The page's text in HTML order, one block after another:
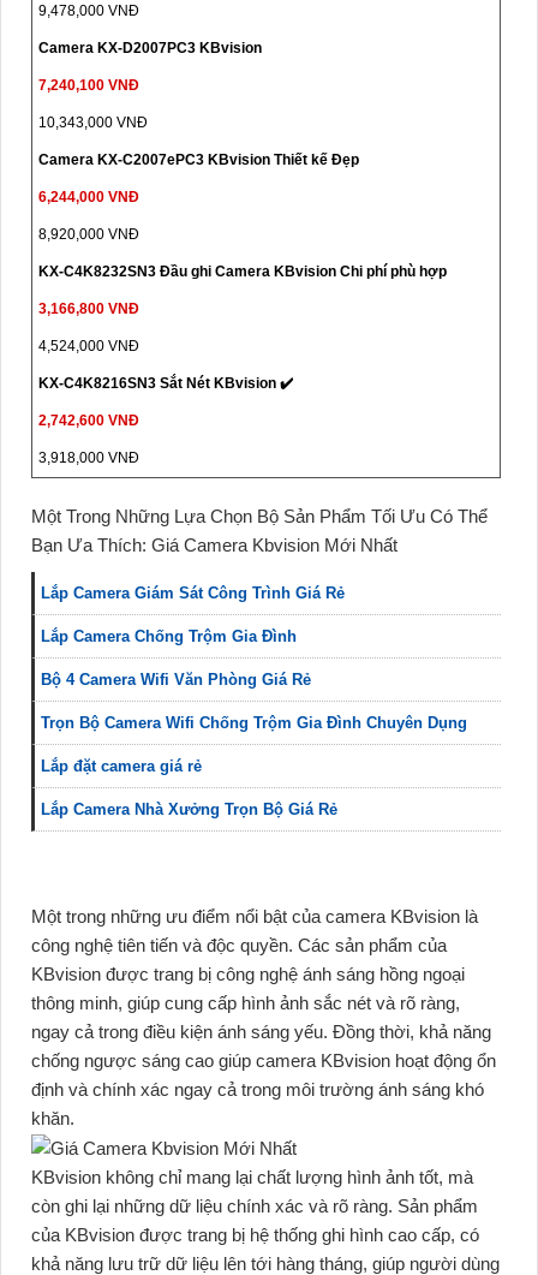
9,478,000 VNĐ
Camera KX-D2007PC3 KBvision
7,240,100 VNĐ
10,343,000 VNĐ
Camera KX-C2007ePC3 KBvision Thiết kế Đẹp
6,244,000 VNĐ
8,920,000 VNĐ
KX-C4K8232SN3 Đầu ghi Camera KBvision Chi phí phù hợp
3,166,800 VNĐ
4,524,000 VNĐ
KX-C4K8216SN3 Sắt Nét KBvision ✔️
2,742,600 VNĐ
3,918,000 VNĐ
Một Trong Những Lựa Chọn Bộ Sản Phẩm Tối Ưu Có Thể
Bạn Ưa Thích: Giá Camera Kbvision Mới Nhất
Lắp Camera Giám Sát Công Trình Giá Rẻ
Lắp Camera Chống Trộm Gia Đình
Bộ 4 Camera Wifi Văn Phòng Giá Rẻ
Trọn Bộ Camera Wifi Chống Trộm Gia Đình Chuyên Dụng
Lắp đặt camera giá rẻ
Lắp Camera Nhà Xưởng Trọn Bộ Giá Rẻ
Một trong những ưu điểm nổi bật của camera KBvision là
công nghệ tiên tiến và độc quyền. Các sản phẩm của
KBvision được trang bị công nghệ ánh sáng hồng ngoại
thông minh, giúp cung cấp hình ảnh sắc nét và rõ ràng,
ngay cả trong điều kiện ánh sáng yếu. Đồng thời, khả năng
chống ngược sáng cao giúp camera KBvision hoạt động ổn
định và chính xác ngay cả trong môi trường ánh sáng khó
khăn.
KBvision không chỉ mang lại chất lượng hình ảnh tốt, mà
còn ghi lại những dữ liệu chính xác và rõ ràng. Sản phẩm
của KBvision được trang bị hệ thống ghi hình cao cấp, có
khả năng lưu trữ dữ liệu lên tới hàng tháng, giúp người dùng